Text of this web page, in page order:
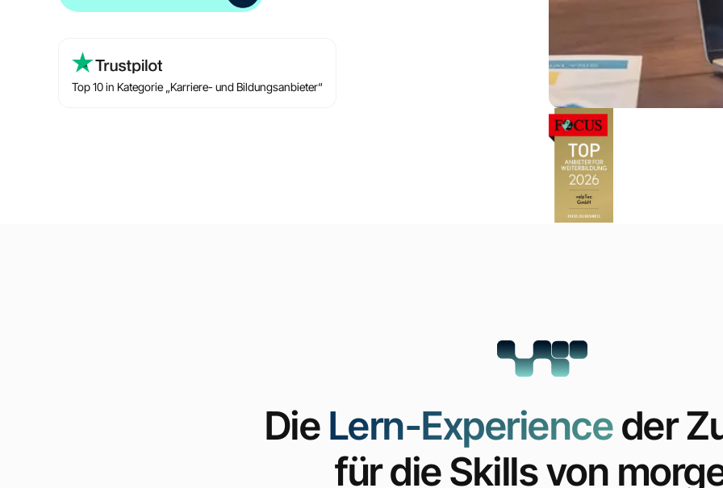
Top 10 in Kategorie „Karriere- und Bildungsanbieter“
Die Lern-Experienceder
für die Skills von